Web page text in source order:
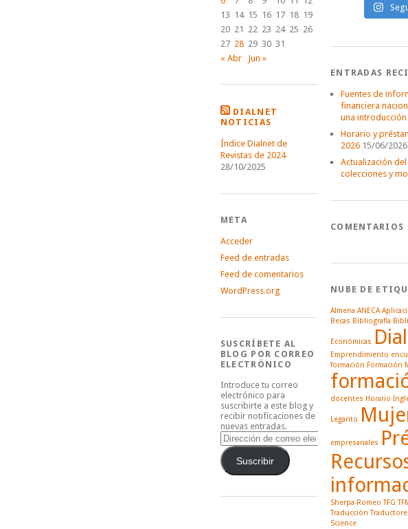
13 14 15 16 17 18 19
20 21 22 23 24 25 26
27 28 29 30 31
« Abr
Jun »
DIALNET
NOTICIAS
Índice Dialnet de
Revistas de 2024
28/10/2025
META
Acceder
Feed de entradas
Feed de comentarios
WordPress.org
SUSCRÍBETE AL
BLOG POR CORREO
ELECTRÓNICO
Introduce tu correo
electrónico para
suscribirte a este blog y
recibir notificaciones de
nuevas entradas.
Dirección
de
correo
electrónico
Suscribir
ENTRADAS
Fuentes de
financiera
una introducción
Horario y
2026 15/06/2026
Actualización del
colecciones y
COMENTARIOS
NUBE DE
Almena ANECA
Becas Bibliografía
Económicas
Emprendimiento
formación Formación
docentes Horario
Leganto
empresariales
Sherpa-Romeo TFG
Traducción
Science